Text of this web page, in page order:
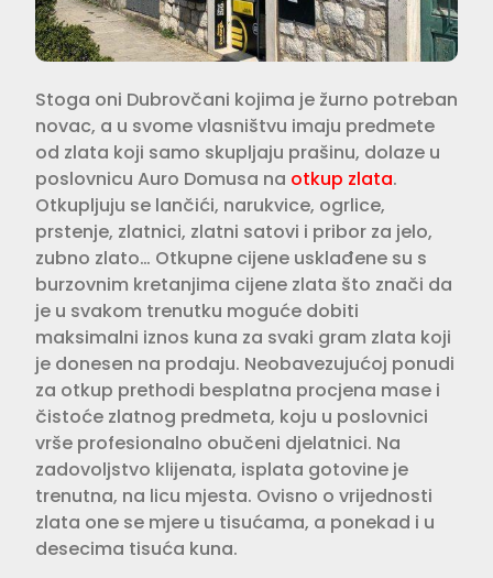
Stoga oni Dubrovčani kojima je žurno potreban
novac, a u svome vlasništvu imaju predmete
od zlata koji samo skupljaju prašinu, dolaze u
poslovnicu Auro Domusa na otkup zlata.
Otkupljuju se lančići, narukvice, ogrlice,
prstenje, zlatnici, zlatni satovi i pribor za jelo,
zubno zlato… Otkupne cijene usklađene su s
burzovnim kretanjima cijene zlata što znači da
je u svakom trenutku moguće dobiti
maksimalni iznos kuna za svaki gram zlata koji
je donesen na prodaju. Neobavezujućoj ponudi
za otkup prethodi besplatna procjena mase i
čistoće zlatnog predmeta, koju u poslovnici
vrše profesionalno obučeni djelatnici. Na
zadovoljstvo klijenata, isplata gotovine je
trenutna, na licu mjesta. Ovisno o vrijednosti
zlata one se mjere u tisućama, a ponekad i u
desecima tisuća kuna.